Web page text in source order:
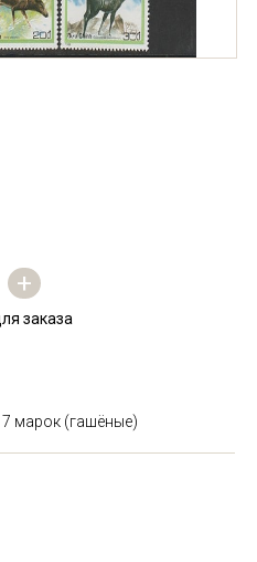
+
заказа
марок (гашёные)